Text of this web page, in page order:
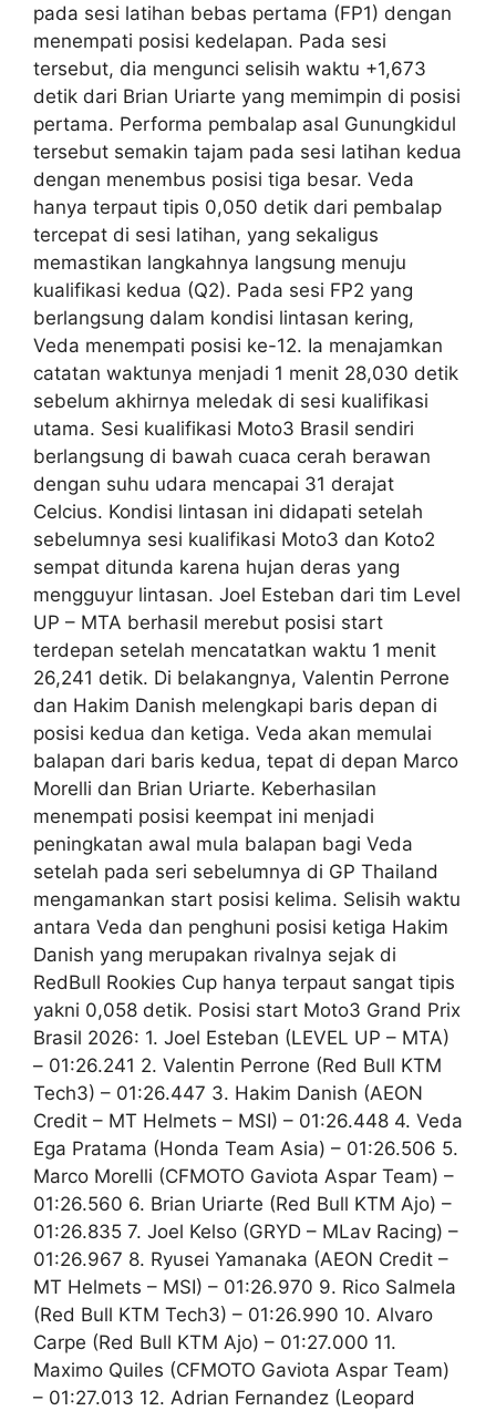
pada sesi latihan bebas pertama (FP1) dengan
menempati posisi kedelapan. Pada sesi
tersebut, dia mengunci selisih waktu +1,673
detik dari Brian Uriarte yang memimpin di posisi
pertama. Performa pembalap asal Gunungkidul
tersebut semakin tajam pada sesi latihan kedua
dengan menembus posisi tiga besar. Veda
hanya terpaut tipis 0,050 detik dari pembalap
tercepat di sesi latihan, yang sekaligus
memastikan langkahnya langsung menuju
kualifikasi kedua (Q2). Pada sesi FP2 yang
berlangsung dalam kondisi lintasan kering,
Veda menempati posisi ke-12. Ia menajamkan
catatan waktunya menjadi 1 menit 28,030 detik
sebelum akhirnya meledak di sesi kualifikasi
utama. Sesi kualifikasi Moto3 Brasil sendiri
berlangsung di bawah cuaca cerah berawan
dengan suhu udara mencapai 31 derajat
Celcius. Kondisi lintasan ini didapati setelah
sebelumnya sesi kualifikasi Moto3 dan Koto2
sempat ditunda karena hujan deras yang
mengguyur lintasan. Joel Esteban dari tim Level
UP – MTA berhasil merebut posisi start
terdepan setelah mencatatkan waktu 1 menit
26,241 detik. Di belakangnya, Valentin Perrone
dan Hakim Danish melengkapi baris depan di
posisi kedua dan ketiga. Veda akan memulai
balapan dari baris kedua, tepat di depan Marco
Morelli dan Brian Uriarte. Keberhasilan
menempati posisi keempat ini menjadi
peningkatan awal mula balapan bagi Veda
setelah pada seri sebelumnya di GP Thailand
mengamankan start posisi kelima. Selisih waktu
antara Veda dan penghuni posisi ketiga Hakim
Danish yang merupakan rivalnya sejak di
RedBull Rookies Cup hanya terpaut sangat tipis
yakni 0,058 detik. Posisi start Moto3 Grand Prix
Brasil 2026: 1. Joel Esteban (LEVEL UP – MTA)
– 01:26.241 2. Valentin Perrone (Red Bull KTM
Tech3) – 01:26.447 3. Hakim Danish (AEON
Credit – MT Helmets – MSI) – 01:26.448 4. Veda
Ega Pratama (Honda Team Asia) – 01:26.506 5.
Marco Morelli (CFMOTO Gaviota Aspar Team) –
01:26.560 6. Brian Uriarte (Red Bull KTM Ajo) –
01:26.835 7. Joel Kelso (GRYD – MLav Racing) –
01:26.967 8. Ryusei Yamanaka (AEON Credit –
MT Helmets – MSI) – 01:26.970 9. Rico Salmela
(Red Bull KTM Tech3) – 01:26.990 10. Alvaro
Carpe (Red Bull KTM Ajo) – 01:27.000 11.
Maximo Quiles (CFMOTO Gaviota Aspar Team)
– 01:27.013 12. Adrian Fernandez (Leopard